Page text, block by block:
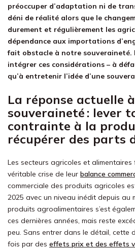
préoccuper d’adaptation ni de
déni de réalité alors que le
durement et régulièrement les
dépendance aux importations
fait obstacle à notre souveraineté.
intégrer ces considérations – à
qu’à entretenir l’idée d’une
La réponse actuelle
souveraineté : lever
contrainte à la
récupérer des parts
Les secteurs agricoles et
véritable crise de leur balance
commerciale des produits agricoles
2025 avec un niveau inédit depuis au
produits agroalimentaires s’est
ces dernières années, mais reste
peu. Sans entrer dans le détail, cette
fois par des effets prix et des effets